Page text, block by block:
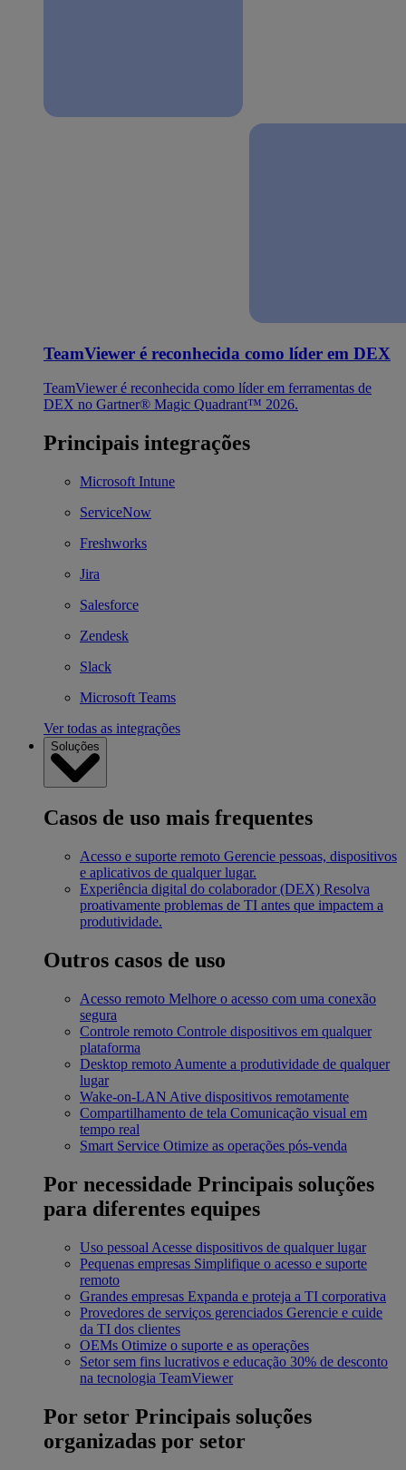
TeamViewer é reconhecida como líder em DEX
TeamViewer é reconhecida como líder em ferramentas de
DEX no Gartner® Magic Quadrant™ 2026.
Principais integrações
Microsoft Intune
ServiceNow
Freshworks
Jira
Salesforce
Zendesk
Slack
Microsoft Teams
Ver todas as integrações
Soluções
Casos de uso mais frequentes
Acesso e suporte remoto Gerencie pessoas, dispositivos
e aplicativos de qualquer lugar.
Experiência digital do colaborador (DEX) Resolva
proativamente problemas de TI antes que impactem a
produtividade.
Outros casos de uso
Acesso remoto Melhore o acesso com uma conexão
segura
Controle remoto Controle dispositivos em qualquer
plataforma
Desktop remoto Aumente a produtividade de qualquer
lugar
Wake-on-LAN Ative dispositivos remotamente
Compartilhamento de tela Comunicação visual em
tempo real
Smart Service Otimize as operações pós-venda
Por necessidade Principais soluções
para diferentes equipes
Uso pessoal Acesse dispositivos de qualquer lugar
Pequenas empresas Simplifique o acesso e suporte
remoto
Grandes empresas Expanda e proteja a TI corporativa
Provedores de serviços gerenciados Gerencie e cuide
da TI dos clientes
OEMs Otimize o suporte e as operações
Setor sem fins lucrativos e educação 30% de desconto
na tecnologia TeamViewer
Por setor Principais soluções
organizadas por setor